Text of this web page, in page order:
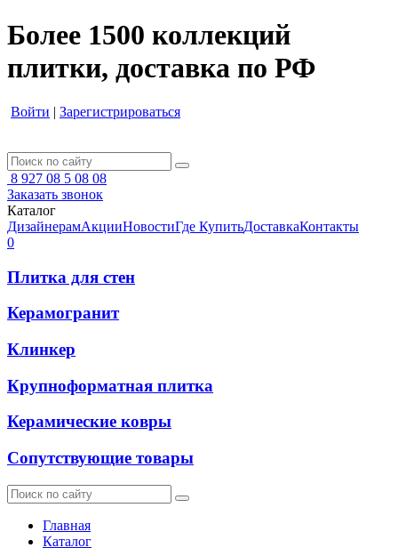
Более 1500 коллекций
плитки, доставка по РФ
Войти | Зарегистрироваться
8 927 08 5 08 08
Заказать звонок
Каталог
ДизайнерамАкцииНовостиГде КупитьДоставкаКонтакты
0
Плитка для стен
Керамогранит
Клинкер
Крупноформатная плитка
Керамические ковры
Сопутствующие товары
Главная
Каталог